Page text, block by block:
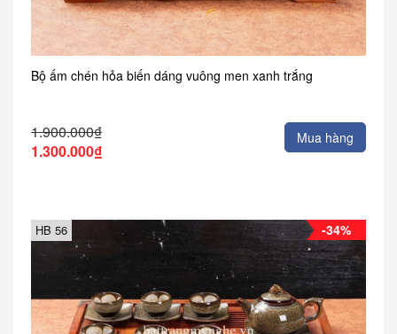
Bộ ấm chén hỏa biến dáng vuông men xanh trắng
1.900.000₫
1.300.000₫
Mua hàng
-34%
HB 56